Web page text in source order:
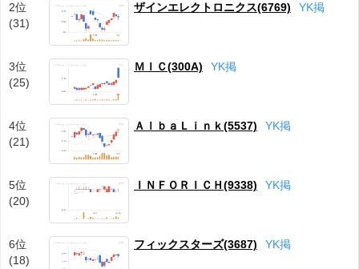
2位
(31)
ザインエレクトロニクス(6769) YK掲
3位
(25)
ＭＩＣ(300A) YK掲
4位
(21)
ＡｌｂａＬｉｎｋ(5537) YK掲
5位
(20)
ＩＮＦＯＲＩＣＨ(9338) YK掲
6位
(18)
フィックスターズ(3687) YK掲